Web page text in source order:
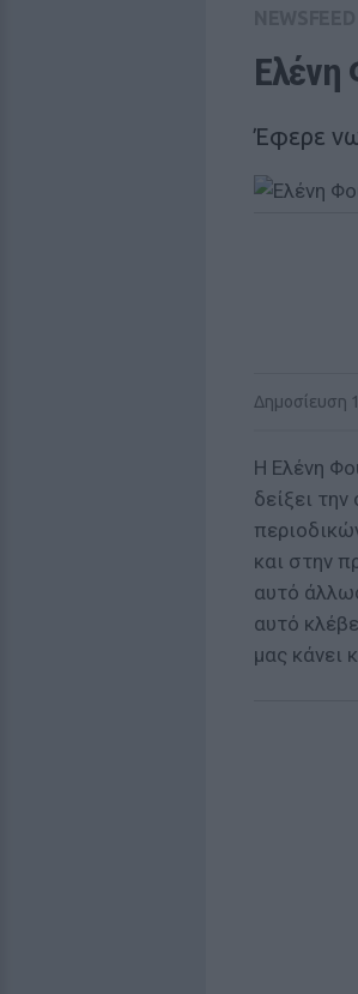
Ελένη
Έφερε
Δημοσίευση
Η Ελένη
δείξει
και στην
αυτό
αυτό
μας κάνει